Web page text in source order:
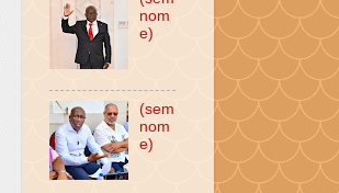
nom
e)
(sem
nom
e)